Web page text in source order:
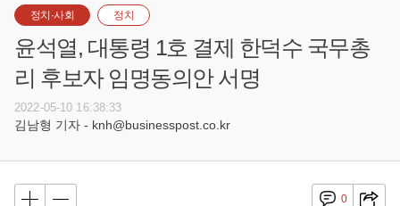
정치·사회 정치
윤석열, 대통령 1호 결제 한덕수 국무총
리 후보자 임명동의안 서명
2022-05-10 16:38:33
김남형 기자 - knh@businesspost.co.kr
0